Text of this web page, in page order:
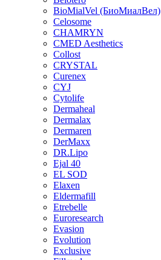
BioMialVel (БиоМиалВел)
Celosome
CHAMRYN
CMED Aesthetics
Collost
CRYSTAL
Curenex
CYJ
Cytolife
Dermaheal
Dermalax
Dermaren
DerMaxx
DR.Lipo
Ejal 40
EL SOD
Elaxen
Eldermafill
Etrebelle
Euroresearch
Evasion
Evolution
Exclusive